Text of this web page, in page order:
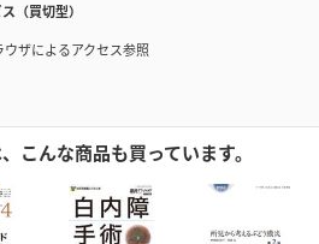
（買切型）
ザによるアクセス参照
こんな商品も買っています。